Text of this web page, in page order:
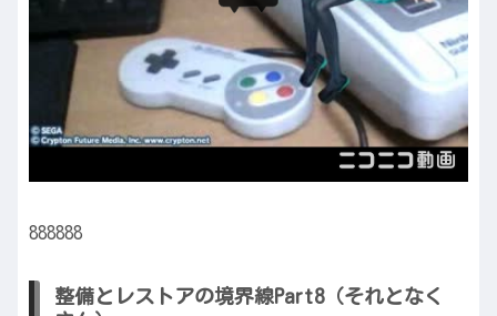
888888
整備とレストアの境界線Part8（それとなく